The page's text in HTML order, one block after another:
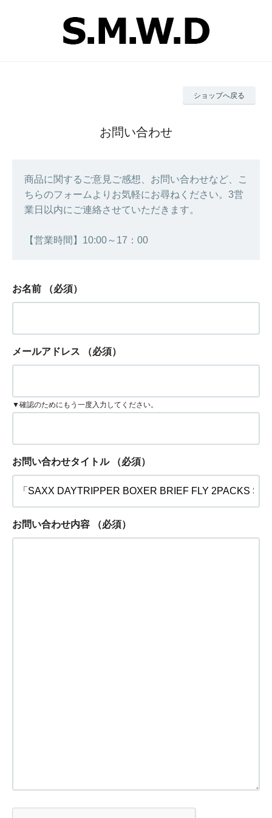
ショップへ戻る
お問い合わせ
商品に関するご意見ご感想、お問い合わせなど、こ
ちらのフォームよりお気軽にお尋ねください。3営
業日以内にご連絡させていただきます。
【営業時間】10:00～17：00
お名前 （必須）
メールアドレス （必須）
▼確認のためにもう一度入力してください。
お問い合わせタイトル （必須）
お問い合わせ内容 （必須）